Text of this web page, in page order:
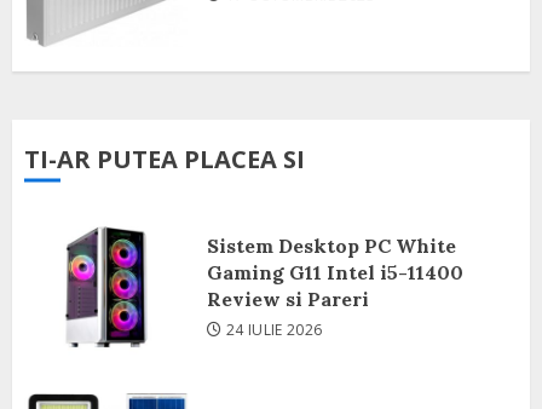
TI-AR PUTEA PLACEA SI
Sistem Desktop PC White
Gaming G11 Intel i5-11400
Review si Pareri
24 IULIE 2026